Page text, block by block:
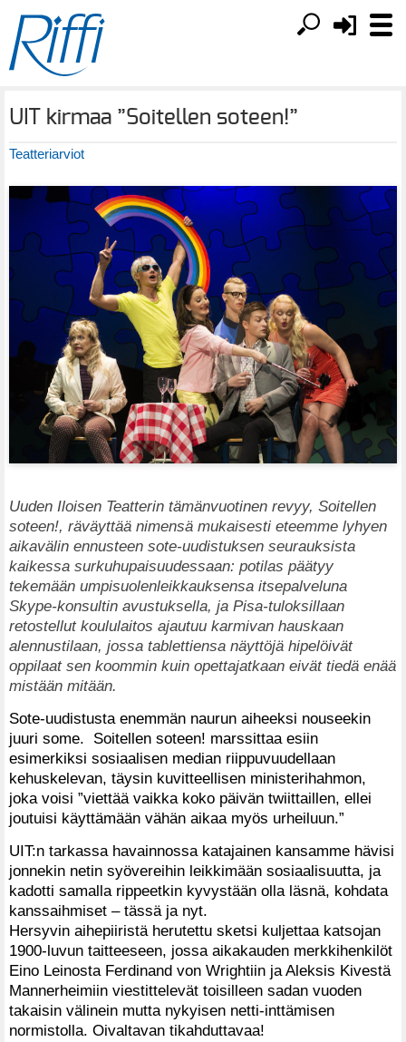
UIT kirmaa ”Soitellen soteen!”
Teatteriarviot
Uuden Iloisen Teatterin tämänvuotinen revyy, Soitellen
soteen!, räväyttää nimensä mukaisesti eteemme lyhyen
aikavälin ennusteen sote-uudistuksen seurauksista
kaikessa surkuhupaisuudessaan: potilas päätyy
tekemään umpisuolenleikkauksensa itsepalveluna
Skype-konsultin avustuksella, ja Pisa-tuloksillaan
retostellut koululaitos ajautuu karmivan hauskaan
alennustilaan, jossa tablettiensa näyttöjä hipelöivät
oppilaat sen koommin kuin opettajatkaan eivät tiedä enää
mistään mitään.
Sote-uudistusta enemmän naurun aiheeksi nouseekin
juuri some. Soitellen soteen! marssittaa esiin
esimerkiksi sosiaalisen median riippuvuudellaan
kehuskelevan, täysin kuvitteellisen ministerihahmon,
joka voisi ”viettää vaikka koko päivän twiittaillen, ellei
joutuisi käyttämään vähän aikaa myös urheiluun.”
UIT:n tarkassa havainnossa katajainen kansamme hävisi
jonnekin netin syövereihin leikkimään sosiaalisuutta, ja
kadotti samalla rippeetkin kyvystään olla läsnä, kohdata
kanssaihmiset – tässä ja nyt.
Hersyvin aihepiiristä herutettu sketsi kuljettaa katsojan
1900-luvun taitteeseen, jossa aikakauden merkkihenkilöt
Eino Leinosta Ferdinand von Wrightiin ja Aleksis Kivestä
Mannerheimiin viestittelevät toisilleen sadan vuoden
takaisin välinein mutta nykyisen netti-inttämisen
normistolla. Oivaltavan tikahduttavaa!